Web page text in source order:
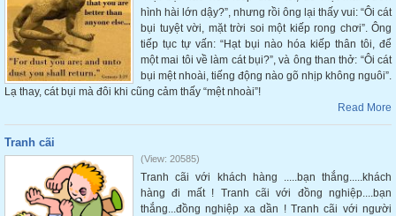
hình hài lớn dậy?”, nhưng rồi ông lại thấy vui: “Ôi cát
bụi tuyệt vời, mặt trời soi một kiếp rong chơi”. Ông
tiếp tục tự vấn: “Hạt bụi nào hóa kiếp thân tôi, để
một mai tôi về làm cát bụi?”, và ông than thở: “Ôi cát
bụi mệt nhoài, tiếng động nào gõ nhịp không nguôi”.
Lạ thay, cát bụi mà đôi khi cũng cảm thấy “mệt nhoài”!
Read More
Tranh cãi
(View: 20585)
Tranh cãi với khách hàng .....bạn thắng.....khách
hàng đi mất ! Tranh cãi với đồng nghiệp....bạn
thắng...đồng nghiệp xa dần ! Tranh cãi với người